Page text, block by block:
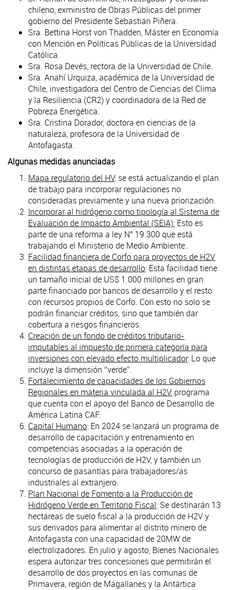
chileno, exministro de Obras Públicas del primer
gobierno del Presidente Sebastián Piñera.
Sra. Bettina Horst von Thadden, Máster en Economía
con Mención en Políticas Públicas de la Universidad
Católica.
Sra. Rosa Devés, rectora de la Universidad de Chile.
Sra. Anahí Urquiza, académica de la Universidad de
Chile, investigadora del Centro de Ciencias del Clima
y la Resiliencia (CR2) y coordinadora de la Red de
Pobreza Energética.
Sra. Cristina Dorador, doctora en ciencias de la
naturaleza, profesora de la Universidad de
Antofagasta.
Algunas medidas anunciadas
Mapa regulatorio del HV: se está actualizando el plan
de trabajo para incorporar regulaciones no
consideradas previamente y una nueva priorización.
Incorporar al hidrógeno como tipología al Sistema de
Evaluación de Impacto Ambiental (SEIA): Esto es
parte de una reforma a ley N° 19.300 que está
trabajando el Ministerio de Medio Ambiente.
Facilidad financiera de Corfo para proyectos de H2V
en distintas etapas de desarrollo: Esta facilidad tiene
un tamaño inicial de US$ 1.000 millones en gran
parte financiado por bancos de desarrollo y el resto
con recursos propios de Corfo. Con esto no solo se
podrán financiar créditos, sino que también dar
cobertura a riesgos financieros.
Creación de un fondo de créditos tributario-
imputables al impuesto de primera categoría para
inversiones con elevado efecto multiplicador: Lo que
incluye la dimensión “verde”.
Fortalecimiento de capacidades de los Gobiernos
Regionales en materia vinculada al H2V: programa
que cuenta con el apoyo del Banco de Desarrollo de
América Latina CAF.
Capital Humano: En 2024 se lanzará un programa de
desarrollo de capacitación y entrenamiento en
competencias asociadas a la operación de
tecnologías de producción de H2V, y también un
concurso de pasantías para trabajadores/as
industriales al extranjero.
Plan Nacional de Fomento a la Producción de
Hidrógeno Verde en Territorio Fiscal: Se destinarán 13
hectáreas de suelo fiscal a la producción de H2V y
sus derivados para alimentar al distrito minero de
Antofagasta con una capacidad de 20MW de
electrolizadores. En julio y agosto, Bienes Nacionales
espera autorizar tres concesiones que permitirán el
desarrollo de dos proyectos en las comunas de
Primavera, región de Magallanes y la Antártica